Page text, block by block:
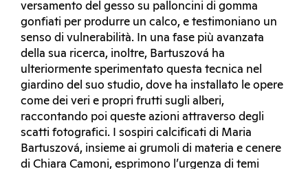
versamento del gesso su palloncini di gomma
gonfiati per produrre un calco, e testimoniano un
senso di vulnerabilità. In una fase più avanzata
della sua ricerca, inoltre, Bartuszová ha
ulteriormente sperimentato questa tecnica nel
giardino del suo studio, dove ha installato le opere
come dei veri e propri frutti sugli alberi,
raccontando poi queste azioni attraverso degli
scatti fotografici. I sospiri calcificati di Maria
Bartuszová, insieme ai grumoli di materia e cenere
di Chiara Camoni, esprimono l’urgenza di temi